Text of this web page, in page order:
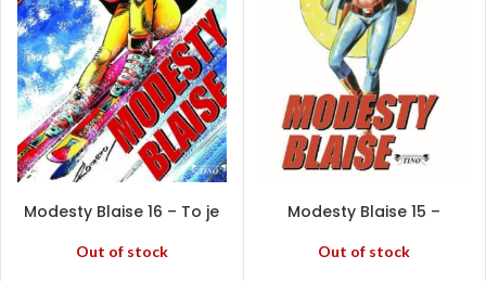
Modesty Blaise 16 – To je
Out of stock
Modesty Blaise 15 –
Vodite me vašem vođi SC
Out of stock